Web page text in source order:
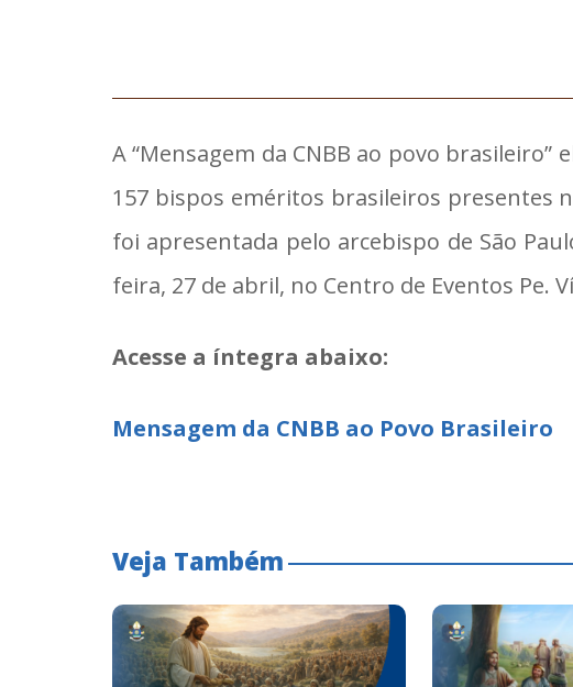
A “Mensagem da CNBB ao povo
157 bispos eméritos brasileiros presentes
foi apresentada pelo arcebispo de São
feira, 27 de abril, no Centro de Eventos Pe.
Acesse a íntegra abaixo:
Mensagem da CNBB ao Povo Brasileiro
Veja Também